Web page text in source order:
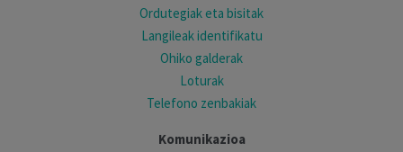
Ordutegiak eta bisitak
Langileak identifikatu
Ohiko galderak
Loturak
Telefono zenbakiak
Komunikazioa